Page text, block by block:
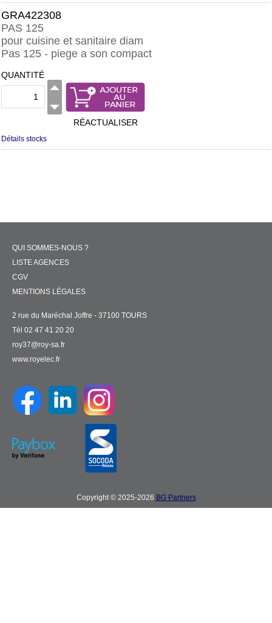
GRA422308
PAS 125
pour cuisine et sanitaire diam
Pas 125 - piege a son compact
QUANTITÉ
RÉACTUALISER
Détails stocks
QUI SOMMES-NOUS ?
LISTE AGENCES
CGV
MENTIONS LÉGALES
2 rue du Maréchal Joffre - 37100 TOURS
Tél 02 47 41 20 20
roy37@roy-sa.fr
www.royelec.fr
Copyright © 2025-2026 BG Partners